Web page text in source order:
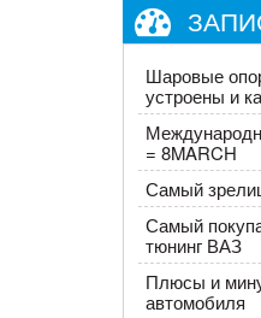
Шаровые
устроены и
= 8MARCH
Самый
Самый
тюнинг ВАЗ
Плюсы и
автомобиля